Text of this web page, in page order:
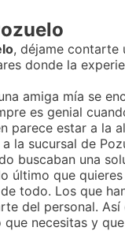
, déjame contarte
donde la
amiga mía se
es genial
parece estar a la
sucursal de
buscaban una
último que
todo. Los que
del personal.
necesitas y